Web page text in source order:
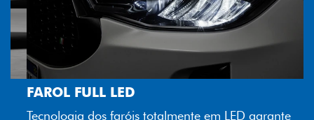
FAROL FULL LED
Tecnologia dos faróis totalmente em LED garante